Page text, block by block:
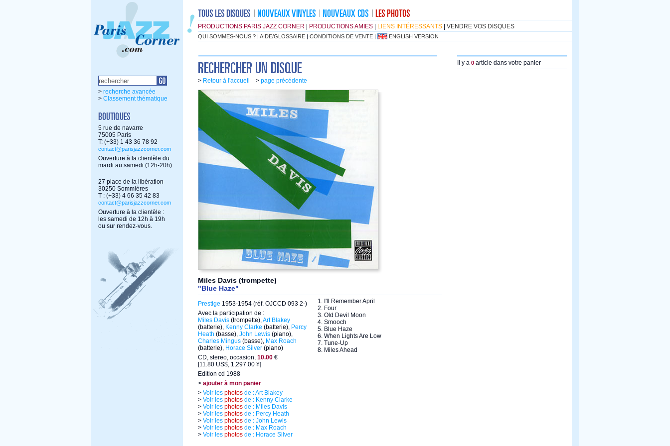
PRODUCTIONS PARIS JAZZ CORNER PRODUCTIONS AMIES LIENS INTÉRESSANTS VENDRE VOS DISQUES
QUI SOMMES-NOUS ? | AIDE/GLOSSAIRE | CONDITIONS DE VENTE | ENGLISH VERSION
> recherche avancée
> Classement thématique
5 rue de navarre
75005 Paris
T: (+33) 1 43 36 78 92
contact@parisjazzcorner.com
Ouverture à la clientèle du
mardi au samedi (12h-20h).
27 place de la libération
30250 Sommières
T : (+33) 4 66 35 42 83
contact@parisjazzcorner.com
Ouverture à la clientèle :
les samedi de 12h à 19h
ou sur rendez-vous.
> Retour à l'accueil > page précédente
Miles Davis (trompette)
"Blue Haze"
Prestige 1953-1954 (réf. OJCCD 093 2-)
Avec la participation de :
Miles Davis (trompette),Art Blakey
(batterie), Kenny Clarke (batterie), Percy
Heath (basse), John Lewis (piano),
Charles Mingus (basse), Max Roach
(batterie), Horace Silver (piano)
CD, stereo, occasion, 10.00 €
[11.80 US$, 1,297.00 ¥]
Edition cd 1988
> ajouter à mon panier
> Voir les photos de : Art Blakey
> Voir les photos de : Kenny Clarke
> Voir les photos de : Miles Davis
> Voir les photos de : Percy Heath
> Voir les photos de : John Lewis
> Voir les photos de : Max Roach
> Voir les photos de : Horace Silver
1. I'll Remember April
2. Four
3. Old Devil Moon
4. Smooch
5. Blue Haze
6. When Lights Are Low
7. Tune-Up
8. Miles Ahead
Il y a 0 article dans votre panier